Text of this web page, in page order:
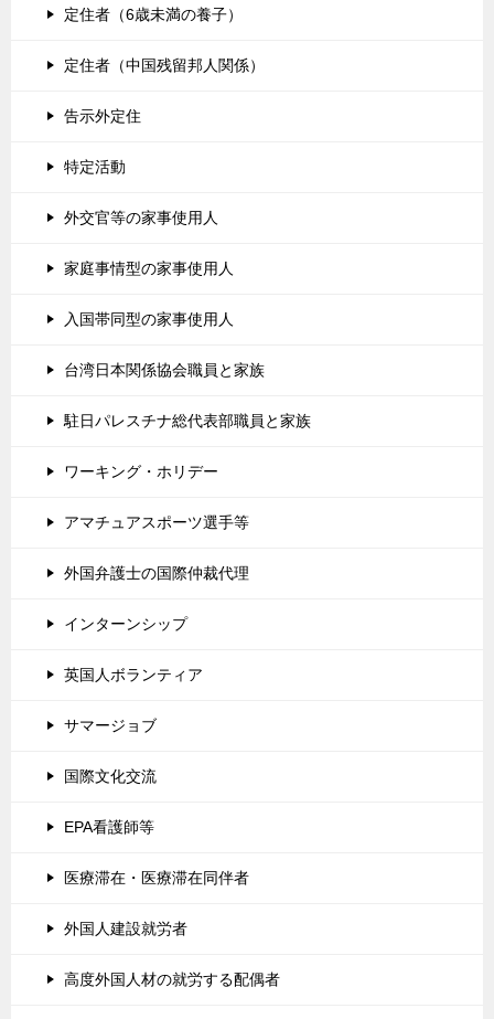
定住者（6歳未満の養子）
定住者（中国残留邦人関係）
告示外定住
特定活動
外交官等の家事使用人
家庭事情型の家事使用人
入国帯同型の家事使用人
台湾日本関係協会職員と家族
駐日パレスチナ総代表部職員と家族
ワーキング・ホリデー
アマチュアスポーツ選手等
外国弁護士の国際仲裁代理
インターンシップ
英国人ボランティア
サマージョブ
国際文化交流
EPA看護師等
医療滞在・医療滞在同伴者
外国人建設就労者
高度外国人材の就労する配偶者